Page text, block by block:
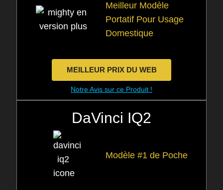
Meilleur Modèle
Portatif Pour Usage
Domestique
MEILLEUR PRIX DU WEB
Notre Avis sur ce Produit !
DaVinci IQ2
Modèle #1 de Poche